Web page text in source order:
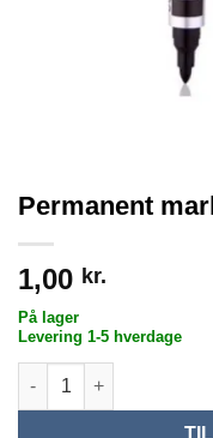
Permanent
1,00 kr.
På lager
Levering 1-5 hverdage
Permanent marker,